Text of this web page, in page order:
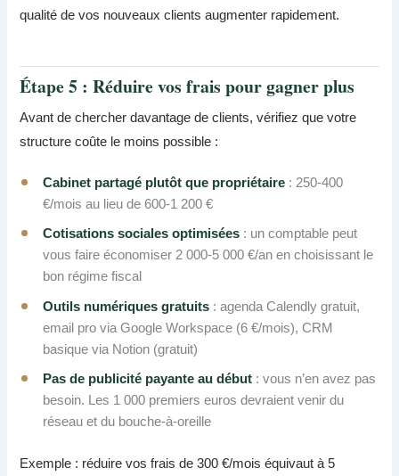
qualité de vos nouveaux clients augmenter rapidement.
Étape 5 : Réduire vos frais pour gagner plus
Avant de chercher davantage de clients, vérifiez que votre
structure coûte le moins possible :
Cabinet partagé plutôt que propriétaire : 250-400
€/mois au lieu de 600-1 200 €
Cotisations sociales optimisées : un comptable peut
vous faire économiser 2 000-5 000 €/an en choisissant le
bon régime fiscal
Outils numériques gratuits : agenda Calendly gratuit,
email pro via Google Workspace (6 €/mois), CRM
basique via Notion (gratuit)
Pas de publicité payante au début : vous n’en avez pas
besoin. Les 1 000 premiers euros devraient venir du
réseau et du bouche-à-oreille
Exemple : réduire vos frais de 300 €/mois équivaut à 5